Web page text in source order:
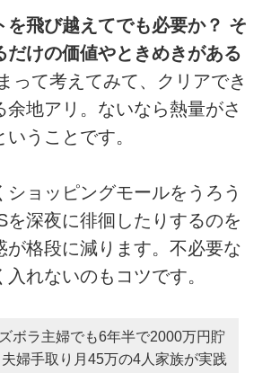
を飛び越えてでも必要か？ そ
だけの価値やときめきがある
って考えてみて、クリアでき
余地アリ。ないなら熱量がさ
うことです。
ショッピングモールをうろう
を深夜に徘徊したりするのを
が格段に減ります。不必要な
れないのもコツです。
ボラ主婦でも6年半で2000万円貯
婦手取り月45万の4人家族が実践